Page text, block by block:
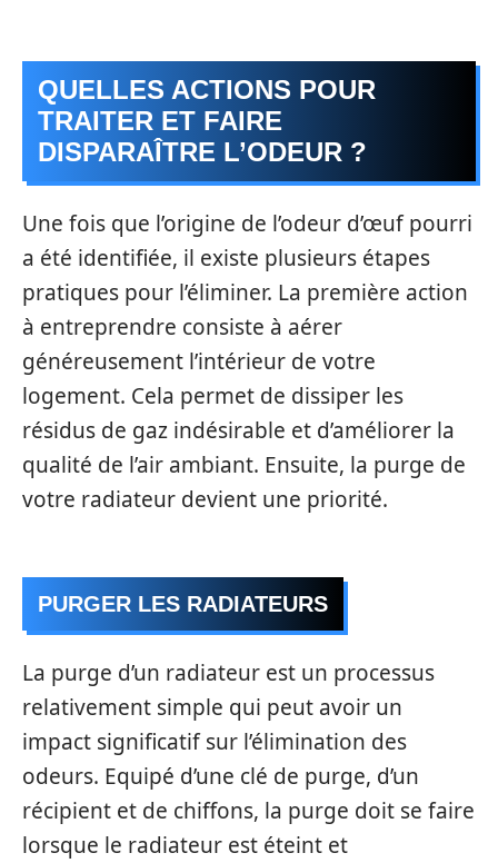
QUELLES ACTIONS POUR
TRAITER ET FAIRE
DISPARAÎTRE L’ODEUR ?
Une fois que l’origine de l’odeur d’œuf pourri
a été identifiée, il existe plusieurs étapes
pratiques pour l’éliminer. La première action
à entreprendre consiste à aérer
généreusement l’intérieur de votre
logement. Cela permet de dissiper les
résidus de gaz indésirable et d’améliorer la
qualité de l’air ambiant. Ensuite, la purge de
votre radiateur devient une priorité.
PURGER LES RADIATEURS
La purge d’un radiateur est un processus
relativement simple qui peut avoir un
impact significatif sur l’élimination des
odeurs. Equipé d’une clé de purge, d’un
récipient et de chiffons, la purge doit se faire
lorsque le radiateur est éteint et